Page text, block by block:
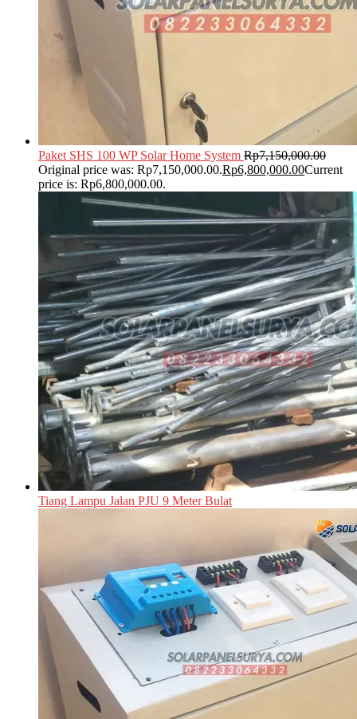
Paket SHS 100 WP Solar Home System Rp7,150,000.00
Original price was: Rp7,150,000.00.Rp6,800,000.00Current
price is: Rp6,800,000.00.
Tiang Lampu Jalan PJU 9 Meter Bulat